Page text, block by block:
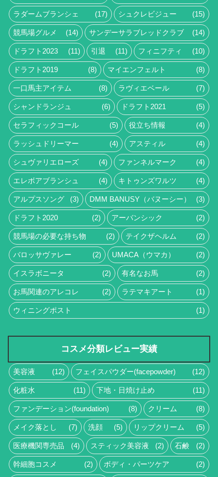
ラダームブランシェ (17) シュクレビジュー (15)
競馬場グルメ (14) サンデーサラブレッドクラブ (14)
ドラフト2023 (11) 引退 (11) フィニフティ (10)
ドラフト2019 (8) マイエンフェルト (8)
一口馬主アイテム (8) ラヴィエベール (7)
シャンドランジュ (6) ドラフト2021 (5)
セラフィックコール (5) 役立ち情報 (4)
ラッシュドリーマー (4) アスティル (4)
シュヴァリエローズ (4) ファンネルマーク (4)
エレボアブランシュ (4) キトゥンズワルツ (4)
アルプスソング (3) DMM BANUSY（バヌーシー） (3)
ドラフト2020 (2) アーバンシック (2)
競馬場の必要な持ち物 (2) テイクザヘルム (2)
バロッサヴァレー (2) UMACA（ウマカ） (2)
イスラボニータ (2) 有名なお馬 (2)
お馬関連のアレコレ (2) ラテマキアート (1)
ウィニングポスト (1)
コスメ分類レビュー実績
美容液 (12) フェイスパウダー(facepowder) (12)
化粧水 (11) 下地・日焼け止め (11)
ファンデーション(foundation) (8) クリーム (8)
メイク落とし (7) 洗顔 (5) リップクリーム (5)
医療機関専売品 (4) スティック美容液 (2) 石鹸 (2)
幹細胞コスメ (2) ボディ・パーツケア (2)